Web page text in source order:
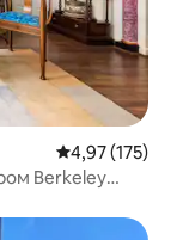
Середня
4,97 (175)
Berkeley